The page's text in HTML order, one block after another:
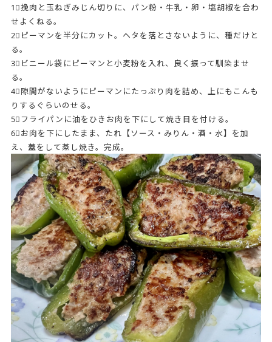
1⃣挽肉と玉ねぎみじん切りに、パン粉・牛乳・卵・塩胡椒を合わ
せよくねる。
2⃣ピーマンを半分にカット。ヘタを落とさないように、種だけと
る。
3⃣ビニール袋にピーマンと小麦粉を入れ、良く振って馴染ませ
る。
4⃣隙間がないようにピーマンにたっぷり肉を詰め、上にもこんも
りするぐらいのせる。
5⃣フライパンに油をひきお肉を下にして焼き目を付ける。
6⃣お肉を下にしたまま、たれ【ソース・みりん・酒・水】を加
え、蓋をして蒸し焼き。完成。